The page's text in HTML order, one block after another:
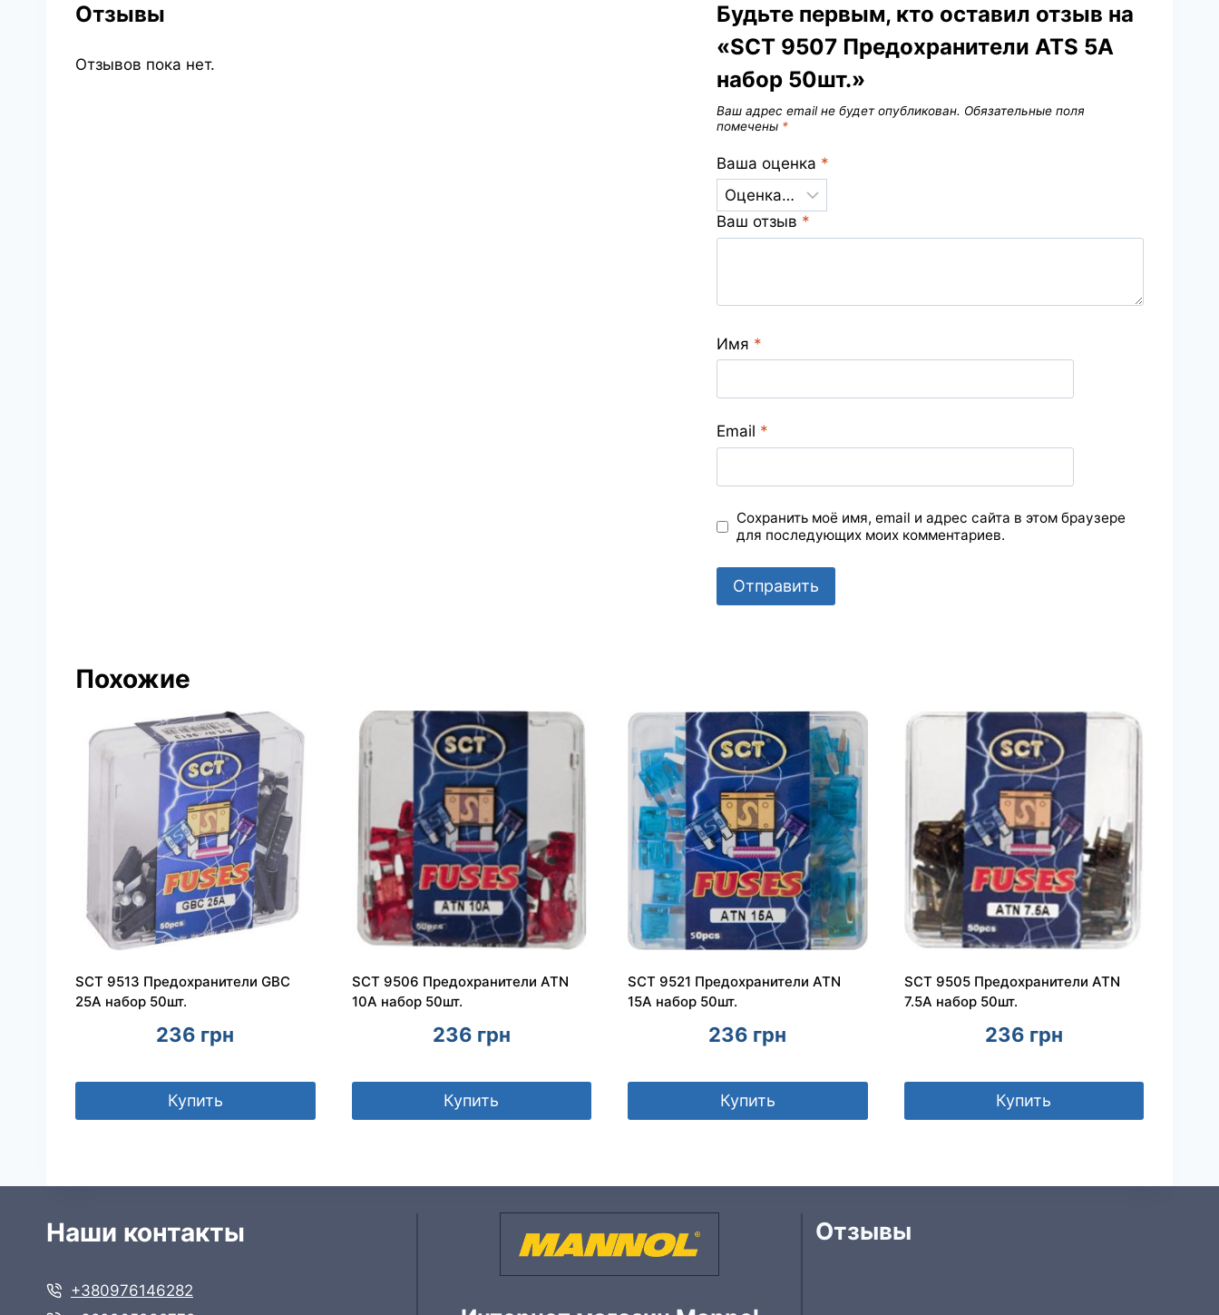
Отзывы
Отзывов пока нет.
Будьте первым, кто оставил отзыв на
«SCT 9507 Предохранители ATS 5A
набор 50шт.»
Ваш адрес email не будет опубликован. Обязательные поля
помечены *
Ваша оценка *
Ваш отзыв *
Имя *
Email *
Сохранить моё имя, email и адрес сайта в этом браузере
для последующих моих комментариев.
Похожие
SCT 9513 Предохранители GBC
25A набор 50шт.
236 грн
Купить
SCT 9506 Предохранители ATN
10A набор 50шт.
236 грн
Купить
SCT 9521 Предохранители ATN
15A набор 50шт.
236 грн
Купить
SCT 9505 Предохранители ATN
7.5A набор 50шт.
236 грн
Купить
Наши контакты
+380976146282
Отзывы